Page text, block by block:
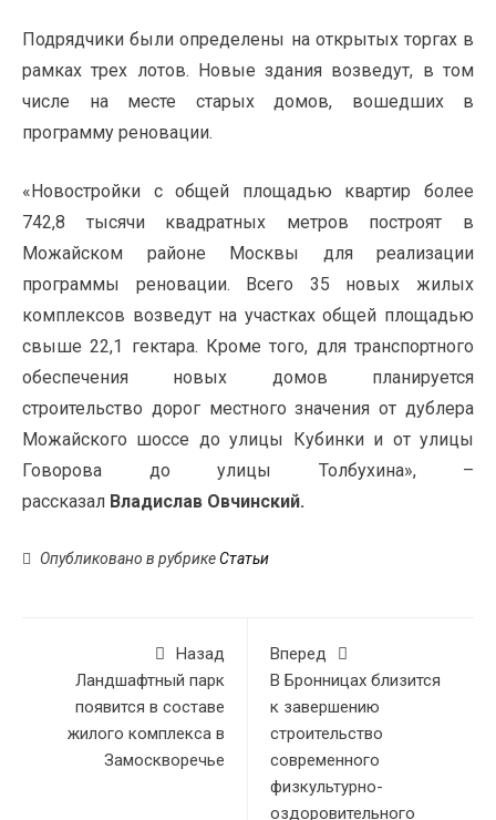
Подрядчики былиопределены на открытых торгах в
рамках трех лотов. Новые здания возведут, в том
числе на месте старых домов, вошедших в
программу реновации.
«Новостройки с общей площадью квартир более
742,8 тысячи квадратных метров построят в
Можайском районе Москвы для реализации
программы реновации. Всего 35 новых жилых
комплексов возведут на участках общей площадью
свыше 22,1 гектара. Кроме того, для транспортного
обеспечения новых домов планируется
строительство дорог местного значения от дублера
Можайского шоссе до улицы Кубинки и от улицы
Говорова до улицы Толбухина», –
рассказал Владислав Овчинский.
Опубликовано в рубрикеСтатьи
Назад
Ландшафтный парк
появится в составе
жилого комплекса в
Замоскворечье
Вперед
В Бронницах близится
к завершению
строительство
современного
физкультурно-
оздоровительного